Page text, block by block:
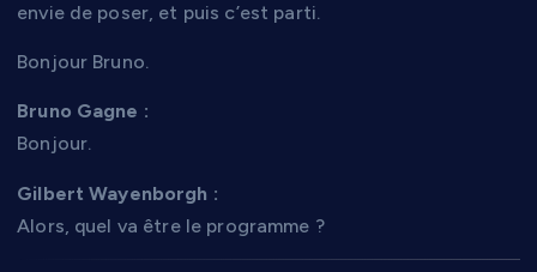
envie de poser, et puis c’est parti.
Bonjour Bruno.
Bruno Gagne :
Bonjour.
Gilbert Wayenborgh :
Alors, quel va être le programme ?